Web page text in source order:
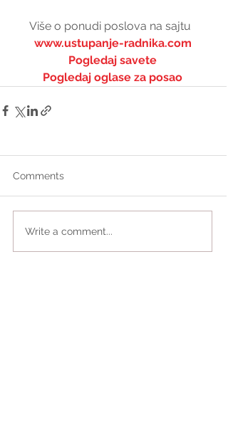
Više o ponudi poslova na sajtu
www.ustupanje-radnika.com
Pogledaj savete
Pogledaj oglase za posao
Comments
Write a comment...